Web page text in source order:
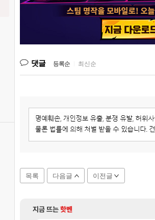
댓글 등록순 최신순
목록 다음글 이전글
지금 뜨는핫벤